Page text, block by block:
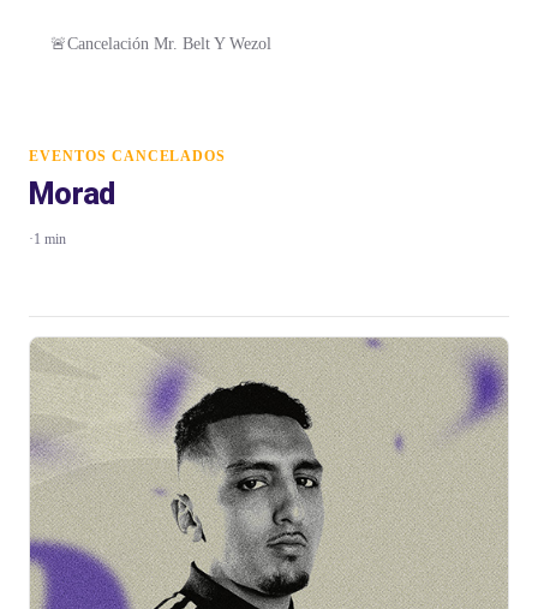
🚨Cancelación Mr. Belt Y Wezol
EVENTOS CANCELADOS
Morad
·1 min